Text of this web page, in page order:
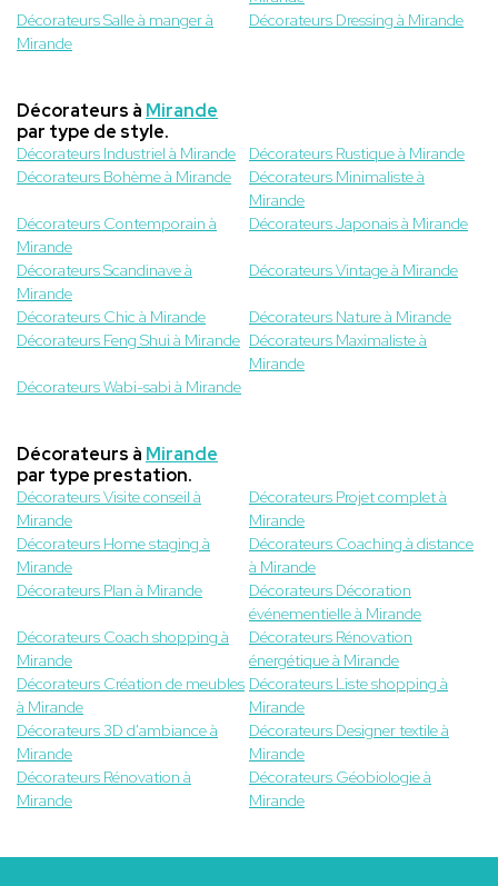
Décorateurs Salle à manger à
Mirande
Décorateurs Dressing à Mirande
Décorateurs à Mirande
par type de style.
Décorateurs Industriel à Mirande
Décorateurs Rustique à Mirande
Décorateurs Bohème à Mirande
Décorateurs Minimaliste à
Mirande
Décorateurs Contemporain à
Mirande
Décorateurs Japonais à Mirande
Décorateurs Scandinave à
Mirande
Décorateurs Vintage à Mirande
Décorateurs Chic à Mirande
Décorateurs Nature à Mirande
Décorateurs Feng Shui à Mirande Décorateurs Maximaliste à
Mirande
Décorateurs Wabi-sabi à Mirande
Décorateurs à Mirande
par type prestation.
Décorateurs Visite conseil à
Mirande
Décorateurs Projet complet à
Mirande
Décorateurs Home staging à
Mirande
Décorateurs Coaching à distance
à Mirande
Décorateurs Plan à Mirande
Décorateurs Décoration
événementielle à Mirande
Décorateurs Coach shopping à
Mirande
Décorateurs Rénovation
énergétique à Mirande
Décorateurs Création de meubles
à Mirande
Décorateurs Liste shopping à
Mirande
Décorateurs 3D d'ambiance à
Mirande
Décorateurs Designer textile à
Mirande
Décorateurs Rénovation à
Mirande
Décorateurs Géobiologie à
Mirande